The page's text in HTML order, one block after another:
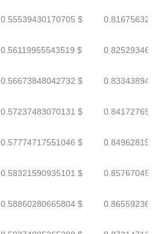
0.55539430170705 $
0.56119955543519 $
0.56673848042732 $
0.57237483070131 $
0.57774717551046 $
0.58321590935101 $
0.58860280665804 $